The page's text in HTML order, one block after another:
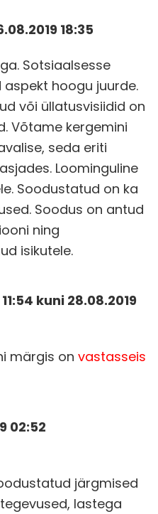
18:35
Sotsiaalsesse
hoogu juurde.
või üllatusvisiidid on
Võtame kergemini
seda eriti
Loominguline
Soodustatud on ka
Soodus on antud
ning
isikutele.
kuni 28.08.2019
märgis on vastasseis
02:52
järgmised
lastega